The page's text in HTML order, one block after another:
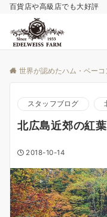
百貨店や高級店でも大好評
世界が認めたハム・ベー
スタッフブログ
北広島近郊の紅
2018-10-14